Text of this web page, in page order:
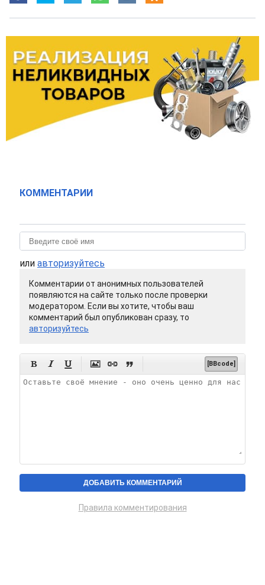
КОММЕНТАРИИ
или авторизуйтесь
Комментарии от анонимных пользователей
появляются на сайте только после проверки
модератором. Если вы хотите, чтобы ваш
комментарий был опубликован сразу, то
авторизуйтесь
      [BBcode]
Правила комментирования